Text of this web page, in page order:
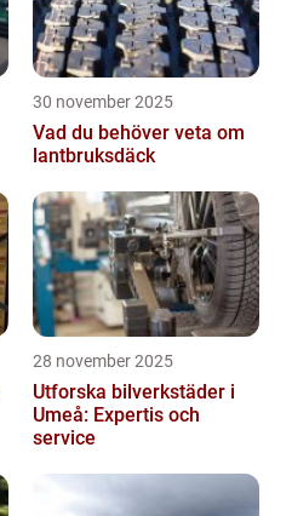
30 november 2025
Vad du behöver veta om
lantbruksdäck
28 november 2025
Utforska bilverkstäder i
Umeå: Expertis och
service